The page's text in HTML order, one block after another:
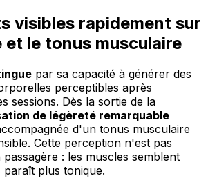
visibles rapidement sur
et le tonus musculaire
par sa capacité à générer des
perceptibles après
sessions. Dès la sortie de la
de légèreté remarquable
d'un tonus musculaire
Cette perception n'est pas
: les muscles semblent
plus tonique.